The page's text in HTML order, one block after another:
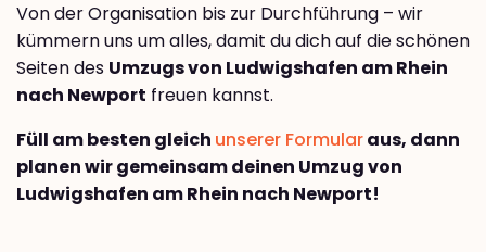
Von der Organisation bis zur Durchführung – wir
kümmern uns um alles, damit du dich auf die schönen
Seiten des Umzugs von Ludwigshafen am Rhein
nach Newport freuen kannst.
Füll am besten gleich unserer Formularaus, dann
planen wir gemeinsam deinen Umzug von
Ludwigshafen am Rhein nach Newport!